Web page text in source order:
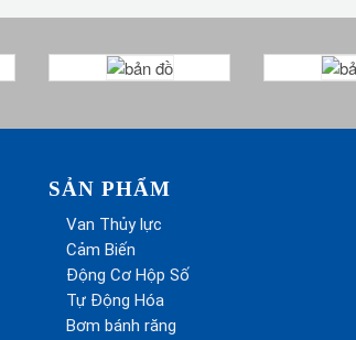
SẢN PHẨM
Van Thủy lực
Cảm Biến
Động Cơ Hộp Số
Tự Động Hóa
Bơm bánh răng